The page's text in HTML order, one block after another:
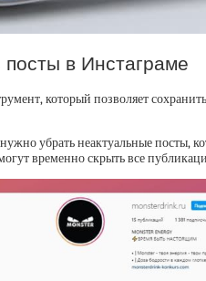
в Инстаграме
который позволяет
убрать неактуальные посты,
временно скрыть все